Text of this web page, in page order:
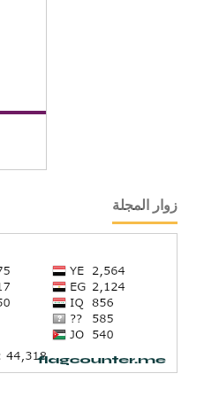
زوار المجلة